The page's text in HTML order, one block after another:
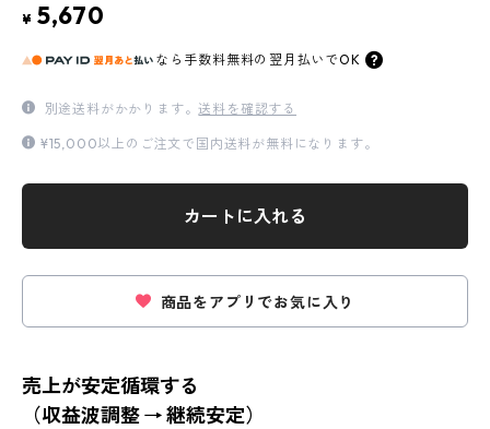
¥ 5,670
なら 手数料無料の 翌月払いでOK
別途送料がかかります。送料を確認する
¥15,000以上のご注文で国内送料が無料になります。
カートに入れる
商品をアプリでお気に入り
売上が安定循環する
（収益波調整 → 継続安定）